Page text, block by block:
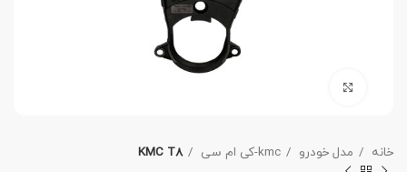
خانه مدل خودرو kmc-کی ام سی KMC T8